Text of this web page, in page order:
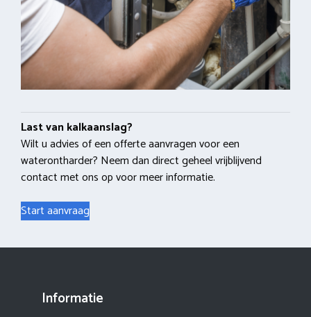
Last van kalkaanslag?
Wilt u advies of een offerte aanvragen voor een
waterontharder? Neem dan direct geheel vrijblijvend
contact met ons op voor meer informatie.
Start aanvraag
Informatie